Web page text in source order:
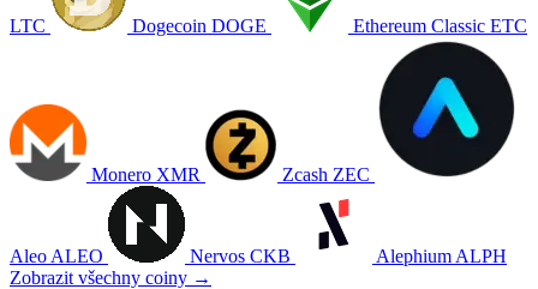
LTC Dogecoin DOGE Ethereum Classic ETC
Monero XMR Zcash ZEC
Aleo ALEO Nervos CKB Alephium ALPH
Zobrazit všechny coiny →